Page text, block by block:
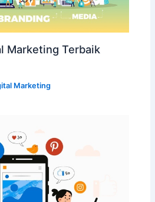
Marketing Terbaik
Marketing